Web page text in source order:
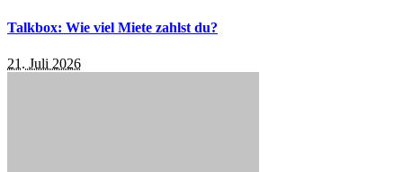
Talkbox: Wie viel Miete zahlst du?
21. Juli 2026